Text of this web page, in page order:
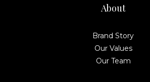
About
Brand Story
Our Values
Our Team